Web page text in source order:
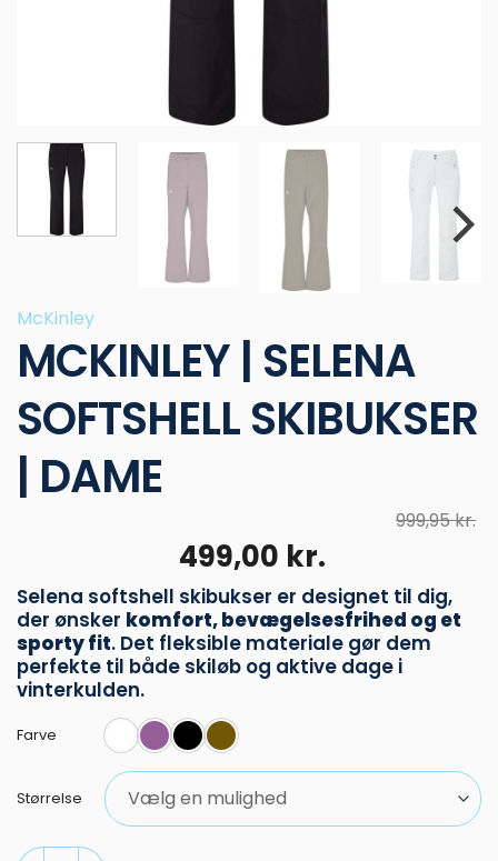
McKinley
MCKINLEY | SELENA
SOFTSHELL SKIBUKSER
| DAME
999,95kr.
Den
oprindelige
pris
var:
999,95 kr..
499,00 kr.Den
aktuelle
pris
er:
499,00 kr..
Selena softshell skibukser er designet til dig,
der ønsker komfort, bevægelsesfrihed og et
sporty fit. Det fleksible materiale gør dem
perfekte til både skiløb og aktive dage i
vinterkulden.
Farve
Størrelse